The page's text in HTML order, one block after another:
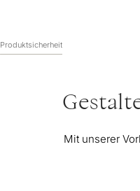
Produktsicherheit
Mit unserer